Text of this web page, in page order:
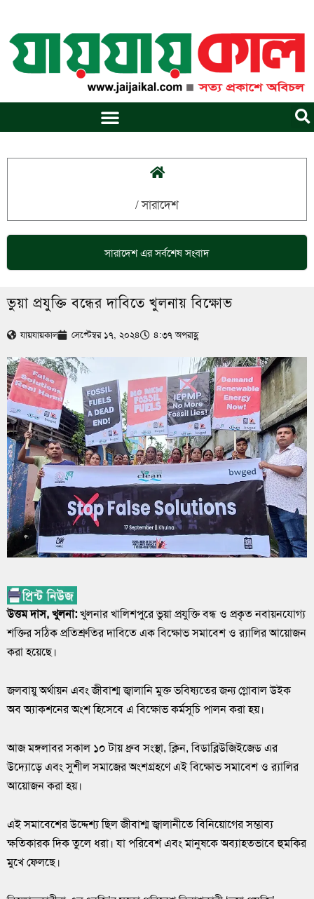
content
/সারাদেশ
সারাদেশএর সর্বশেষ সংবাদ
ভুয়া প্রযুক্তি বন্ধের দাবিতে খুলনায় বিক্ষোভ
যায়যায়কাল সেপ্টেম্বর ১৭, ২০২৪ ৪:৩৭ অপরাহ্ণ
উত্তম দাস, খুলনা:খুলনার খালিশপুরে ভুয়া প্রযুক্তি বন্ধ ও প্রকৃত নবায়নযোগ্য
শক্তির সঠিক প্রতিশ্রুতির দাবিতে এক বিক্ষোভ সমাবেশ ও র‌্যালির আয়োজন
করা হয়েছে।
জলবায়ু অর্থায়ন এবং জীবাশ্ম জ্বালানি মুক্ত ভবিষ্যতের জন্য গ্লোবাল উইক
অব অ্যাকশনের অংশ হিসেবে এ বিক্ষোভ কর্মসূচি পালন করা হয়।
আজ মঙ্গলাবর সকাল ১০ টায় ধ্রুব সংস্থা, ক্লিন, বিডাব্লিউজিইজেড এর
উদ্যোড়ে এবং সুশীল সমাজের অংশগ্রহণে এই বিক্ষোভ সমাবেশ ও র‌্যালির
আয়োজন করা হয়।
এই সমাবেশের উদ্দেশ্য ছিল জীবাশ্ম জ্বালানীতে বিনিয়োগের সম্ভাব্য
ক্ষতিকারক দিক তুলে ধরা। যা পরিবেশ এবং মানুষকে অব্যাহতভাবে হুমকির
মুখে ফেলছে।